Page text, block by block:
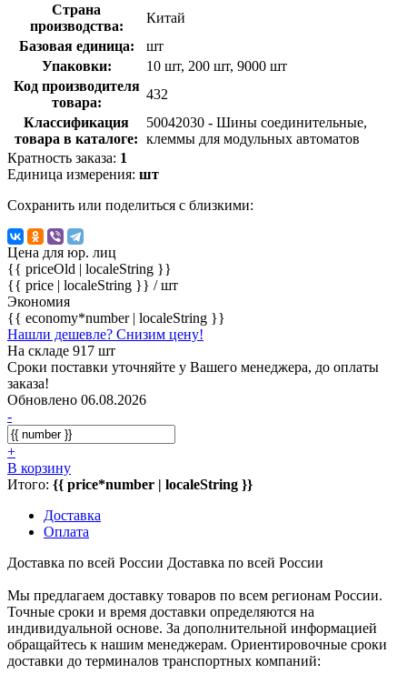
Страна
производства:
Китай
Базовая единица:
шт
Упаковки:
10 шт, 200 шт, 9000 шт
Код производителя
товара:
432
Классификация
товара в каталоге:
50042030 - Шины соединительные,
клеммы для модульных автоматов
Кратность заказа: 1
Единица измерения: шт
Сохранить или поделиться с близкими:
Цена для юр. лиц
{{ priceOld | localeString }}
{{ price | localeString }} / шт
Экономия
{{ economy*number | localeString }}
Нашли дешевле? Снизим цену!
На складе 917 шт
Сроки поставки уточняйте у Вашего менеджера, до оплаты
заказа!
Обновлено 06.08.2026
-
+
В корзину
Итого: {{ price*number | localeString }}
Доставка
Оплата
Доставка по всей России Доставка по всей России
Мы предлагаем доставку товаров по всем регионам России.
Точные сроки и время доставки определяются на
индивидуальной основе. За дополнительной информацией
обращайтесь к нашим менеджерам. Ориентировочные сроки
доставки до терминалов транспортных компаний: